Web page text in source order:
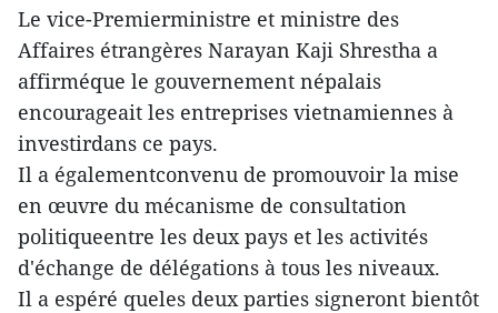
Le vice-Premierministre et ministre des
Affaires étrangères Narayan Kaji Shrestha a
affirméque le gouvernement népalais
encourageait les entreprises vietnamiennes à
investirdans ce pays.
Il a égalementconvenu de promouvoir la mise
en œuvre du mécanisme de consultation
politiqueentre les deux pays et les activités
d'échange de délégations à tous les niveaux.
Il a espéré queles deux parties signeront bientôt